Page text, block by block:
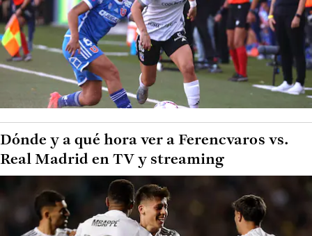
Dónde y a qué hora ver a Ferencvaros vs.
Real Madrid en TV y streaming